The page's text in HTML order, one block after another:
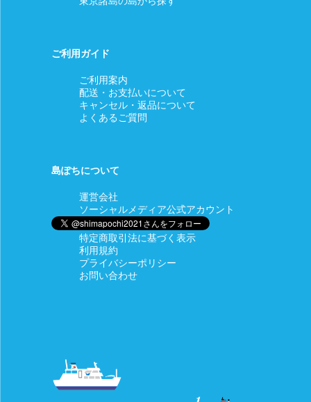
【対応条件】商品の使用有無にかかわらず、対応期間内にマイ
ページの「注文」より「ショップ管理者に連絡」もしくはメッ
セージタブよりご連絡ください。
□商品等の不具合による交換
【対応条件】商品の使用有無にかかわらず、対応期間内にマイ
ページの「注文」より「ショップ管理者に連絡」もしくはメッ
セージタブよりご連絡ください。
【対応期間】商品到着後 7 日以内にご連絡いただいた場合
【返金額】商品代金全額
ご利用ガイド
ご利用案内
配送・お支払いについて
キャンセル・返品について
よくあるご質問
島ぽちについて
運営会社
ソーシャルメディア公式アカウント
特定商取引法に基づく表示
利用規約
プライバシーポリシー
お問い合わせ